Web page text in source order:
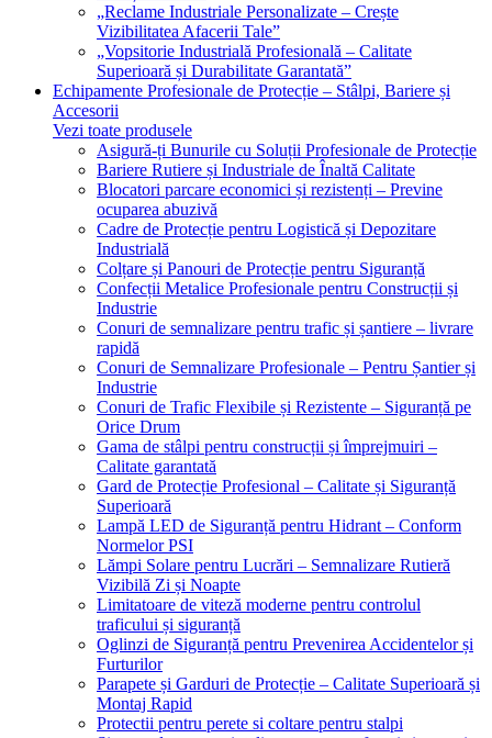
„Reclame Industriale Personalizate – Crește
Vizibilitatea Afacerii Tale”
„Vopsitorie Industrială Profesională – Calitate
Superioară și Durabilitate Garantată”
Echipamente Profesionale de Protecție – Stâlpi, Bariere și
Accesorii
Vezi toate produsele
Asigură-ți Bunurile cu Soluții Profesionale de Protecție
Bariere Rutiere și Industriale de Înaltă Calitate
Blocatori parcare economici și rezistenți – Previne
ocuparea abuzivă
Cadre de Protecție pentru Logistică și Depozitare
Industrială
Colțare și Panouri de Protecție pentru Siguranță
Confecții Metalice Profesionale pentru Construcții și
Industrie
Conuri de semnalizare pentru trafic și șantiere – livrare
rapidă
Conuri de Semnalizare Profesionale – Pentru Șantier și
Industrie
Conuri de Trafic Flexibile și Rezistente – Siguranță pe
Orice Drum
Gama de stâlpi pentru construcții și împrejmuiri –
Calitate garantată
Gard de Protecție Profesional – Calitate și Siguranță
Superioară
Lampă LED de Siguranță pentru Hidrant – Conform
Normelor PSI
Lămpi Solare pentru Lucrări – Semnalizare Rutieră
Vizibilă Zi și Noapte
Limitatoare de viteză moderne pentru controlul
traficului și siguranță
Oglinzi de Siguranță pentru Prevenirea Accidentelor și
Furturilor
Parapete și Garduri de Protecție – Calitate Superioară și
Montaj Rapid
Protectii pentru perete si coltare pentru stalpi